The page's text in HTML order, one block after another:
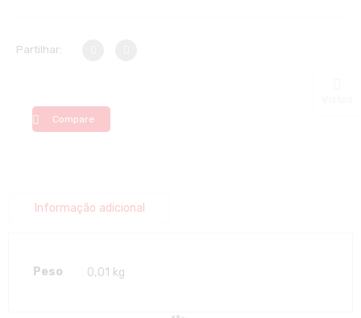
Partilhar:
Compare
Informação adicional
Peso 0,01 kg